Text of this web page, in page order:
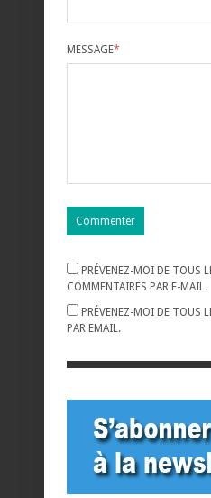
MESSAGE*
PRÉVENEZ-MOI DE TOUS
COMMENTAIRES PAR E-MAIL.
PRÉVENEZ-MOI DE TOUS
PAR EMAIL.